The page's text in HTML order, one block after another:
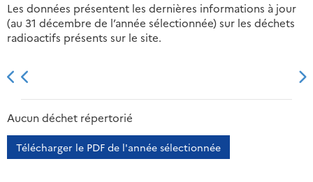
Les données présentent les dernières informations à jour
(au 31 décembre de l’année sélectionnée) sur les déchets
radioactifs présents sur le site.
2013 2014
Aucun déchet répertorié
Télécharger le PDF de l'année sélectionnée